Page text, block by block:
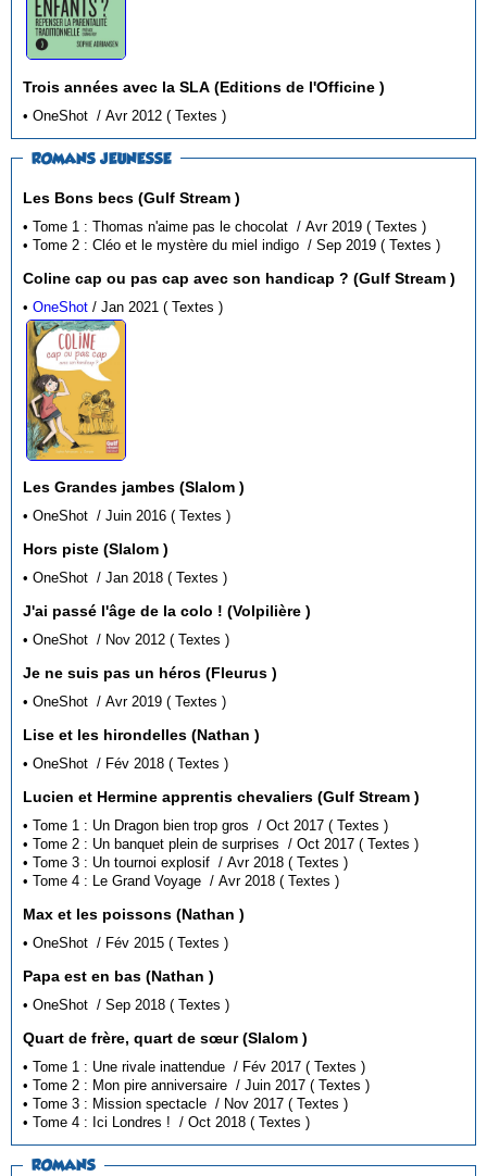
Trois années avec la SLA (Editions de l'Officine )
• OneShot / Avr 2012 ( Textes )
ROMANS JEUNESSE
Les Bons becs (Gulf Stream )
• Tome 1 : Thomas n'aime pas le chocolat / Avr 2019 ( Textes )
• Tome 2 : Cléo et le mystère du miel indigo / Sep 2019 ( Textes )
Coline cap ou pas cap avec son handicap ? (Gulf Stream )
•OneShot / Jan 2021 ( Textes )
Les Grandes jambes (Slalom )
• OneShot / Juin 2016 ( Textes )
Hors piste (Slalom )
• OneShot / Jan 2018 ( Textes )
J'ai passé l'âge de la colo ! (Volpilière )
• OneShot / Nov 2012 ( Textes )
Je ne suis pas un héros (Fleurus )
• OneShot / Avr 2019 ( Textes )
Lise et les hirondelles (Nathan )
• OneShot / Fév 2018 ( Textes )
Lucien et Hermine apprentis chevaliers (Gulf Stream )
• Tome 1 : Un Dragon bien trop gros / Oct 2017 ( Textes )
• Tome 2 : Un banquet plein de surprises / Oct 2017 ( Textes )
• Tome 3 : Un tournoi explosif / Avr 2018 ( Textes )
• Tome 4 : Le Grand Voyage / Avr 2018 ( Textes )
Max et les poissons (Nathan )
• OneShot / Fév 2015 ( Textes )
Papa est en bas (Nathan )
• OneShot / Sep 2018 ( Textes )
Quart de frère, quart de sœur (Slalom )
• Tome 1 : Une rivale inattendue / Fév 2017 ( Textes )
• Tome 2 : Mon pire anniversaire / Juin 2017 ( Textes )
• Tome 3 : Mission spectacle / Nov 2017 ( Textes )
• Tome 4 : Ici Londres ! / Oct 2018 ( Textes )
ROMANS